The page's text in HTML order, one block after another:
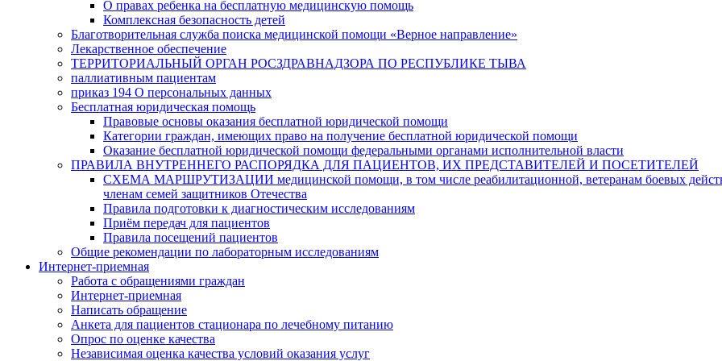
О правах ребенка на бесплатную медицинскую помощь
Комплексная безопасность детей
Благотворительная служба поиска медицинской помощи «Верное направление»
Лекарственное обеспечение
ТЕРРИТОРИАЛЬНЫЙ ОРГАН РОСЗДРАВНАДЗОРА ПО РЕСПУБЛИКЕ ТЫВА
паллиативным пациентам
приказ 194 О персональных данных
Бесплатная юридическая помощь
Правовые основы оказания бесплатной юридической помощи
Категории граждан, имеющих право на получение бесплатной юридической помощи
Оказание бесплатной юридической помощи федеральными органами исполнительной власти
ПРАВИЛА ВНУТРЕННЕГО РАСПОРЯДКА ДЛЯ ПАЦИЕНТОВ, ИХ ПРЕДСТАВИТЕЛЕЙ И ПОСЕТИТЕЛЕЙ
СХЕМА МАРШРУТИЗАЦИИ медицинской помощи, в том числе реабилитационной, ветеранам боевых
членам семей защитников Отечества
Правила подготовки к диагностическим исследованиям
Приём передач для пациентов
Правила посещений пациентов
Общие рекомендации по лабораторным исследованиям
Интернет-приемная
Работа с обращениями граждан
Интернет-приемная
Написать обращение
Анкета для пациентов стационара по лечебному питанию
Опрос по оценке качества
Независимая оценка качества условий оказания услуг